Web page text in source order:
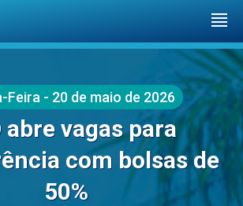
Feira - 20 de maio de 2026
abre vagas para
com bolsas de
50%